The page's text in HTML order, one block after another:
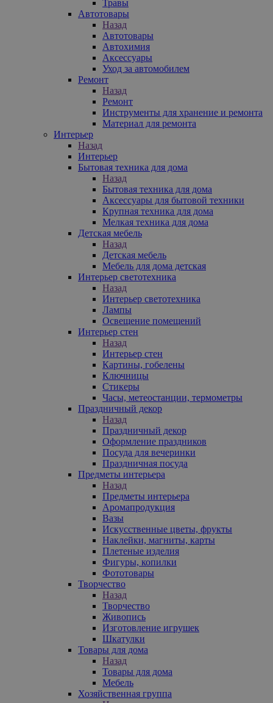
Травы
Автотовары
Назад
Автотовары
Автохимия
Аксессуары
Уход за автомобилем
Ремонт
Назад
Ремонт
Инструменты для хранение и ремонта
Материал для ремонта
Интерьер
Назад
Интерьер
Бытовая техника для дома
Назад
Бытовая техника для дома
Аксессуары для бытовой техники
Крупная техника для дома
Мелкая техника для дома
Детская мебель
Назад
Детская мебель
Мебель для дома детская
Интерьер светотехника
Назад
Интерьер светотехника
Лампы
Освещение помещений
Интерьер стен
Назад
Интерьер стен
Картины, гобелены
Ключницы
Стикеры
Часы, метеостанции, термометры
Праздничный декор
Назад
Праздничный декор
Оформление праздников
Посуда для вечеринки
Праздничная посуда
Предметы интерьера
Назад
Предметы интерьера
Аромапродукция
Вазы
Искусственные цветы, фрукты
Наклейки, магниты, карты
Плетеные изделия
Фигуры, копилки
Фототовары
Творчество
Назад
Творчество
Живопись
Изготовление игрушек
Шкатулки
Товары для дома
Назад
Товары для дома
Мебель
Хозяйственная группа